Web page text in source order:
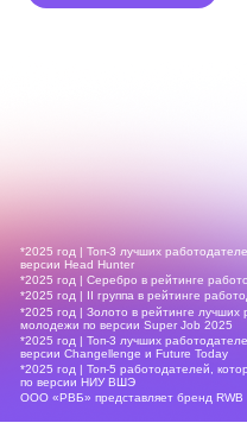
*2025 год | Топ-3 лучших
версии Head Hunter
*2025 год | Серебро в рейтинге
*2025 год | II группа в рейтинге
*2025 год | Золото в рейтинге лучших
молодежи по версии Super Job 2025
*2025 год | Топ-3 лучших
версии Changellenge и Future Today
*2025 год | Топ-5 работодателей,
по версии НИУ ВШЭ
ООО «РВБ» представляет бренд RWB